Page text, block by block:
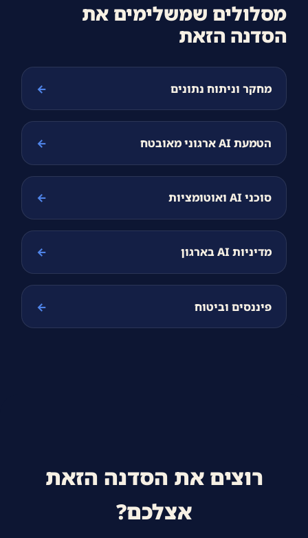
מסלולים שמשלימים את
הסדנה הזאת
מחקר וניתוח נתונים ←
הטמעת AI ארגוני מאובטח ←
סוכני AI ואוטומציות ←
מדיניות AI בארגון ←
פיננסים וביטוח ←
רוצים את הסדנה הזאת
אצלכם?